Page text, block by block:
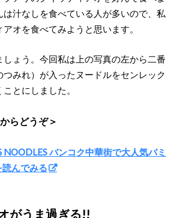
汁なしを食べている人が多いので、私
オを食べてみようと思います。
ょう。今回私は上の写真の左から二番
つみれ）が入ったヌードルをセンレック
とにしました。
らどうぞ＞
バンコク中華街で大人気バミ
んでみる
がうま過ぎる!!